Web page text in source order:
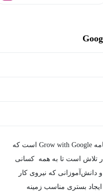
گواهی‌های شغلی Google بخشی از برنامه Grow with Google است که
تلاش است تا به همه کسانی
دانش‌آموزانی که نیروی کار
بستری مناسب زمینه